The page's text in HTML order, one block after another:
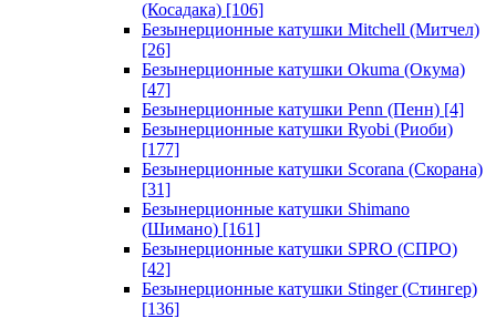
(Косадака) [106]
Безынерционные катушки Mitchell (Митчел)
[26]
Безынерционные катушки Okuma (Окума)
[47]
Безынерционные катушки Penn (Пенн) [4]
Безынерционные катушки Ryobi (Риоби)
[177]
Безынерционные катушки Scorana (Скорана)
[31]
Безынерционные катушки Shimano
(Шимано) [161]
Безынерционные катушки SPRO (СПРО)
[42]
Безынерционные катушки Stinger (Стингер)
[136]